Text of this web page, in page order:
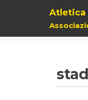
Atletica